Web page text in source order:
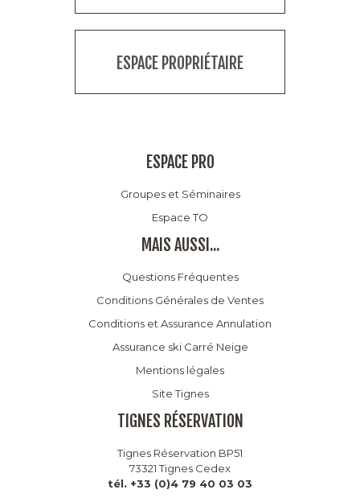
ESPACE PROPRIÉTAIRE
ESPACE PRO
Groupes et Séminaires
Espace TO
MAIS AUSSI...
Questions Fréquentes
Conditions Générales de Ventes
Conditions et Assurance Annulation
Assurance ski Carré Neige
Mentions légales
Site Tignes
TIGNES RÉSERVATION
Tignes Réservation BP51
73321 Tignes Cedex
tél. +33 (0)4 79 40 03 03